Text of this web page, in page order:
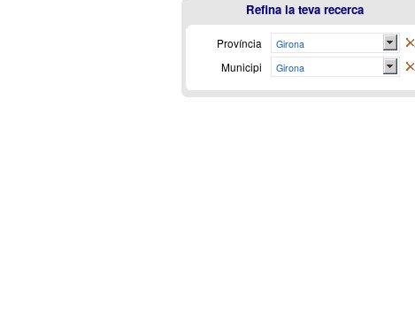
Refina la teva recerca
Província Girona
Municipi Girona